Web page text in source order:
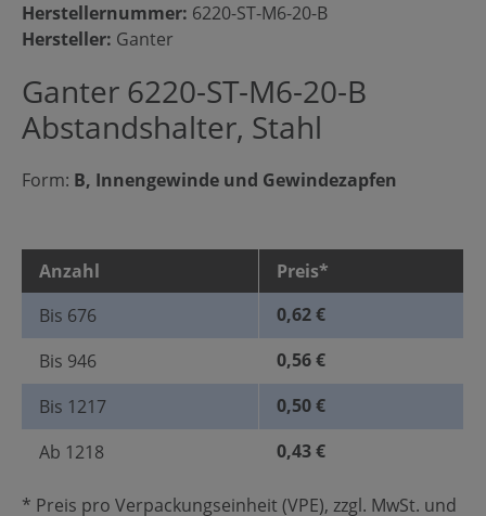
Herstellernummer: 6220-ST-M6-20-B
Hersteller: Ganter
Ganter 6220-ST-M6-20-B
Abstandshalter, Stahl
Form: B, Innengewinde und Gewindezapfen
Anzahl
Preis*
Bis 676
0,62 €
Bis 946
0,56 €
Bis 1217
0,50 €
Ab 1218 0,43 €
* Preis pro Verpackungseinheit (VPE), zzgl. MwSt. und